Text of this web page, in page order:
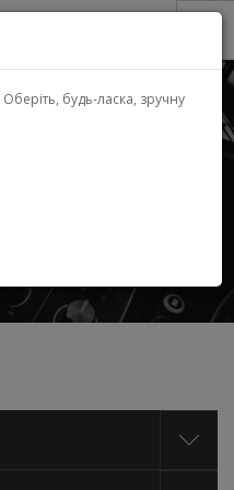
Оберіть, будь-ласка, зручну